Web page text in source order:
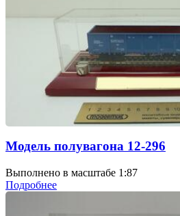
Модель полувагона 12-296
Выполнено в масштабе 1:87
Подробнее